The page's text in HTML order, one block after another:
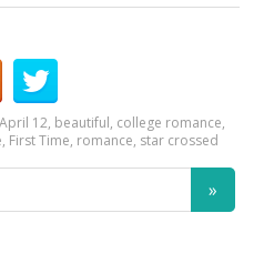
April 12, beautiful, college romance,
, First Time, romance, star crossed